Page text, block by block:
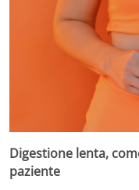
Digestione lenta,
paziente